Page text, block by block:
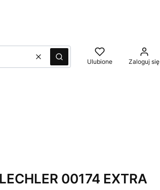
WyczyśćSzukaj Ulubione Zaloguj się
00174 EXTRA